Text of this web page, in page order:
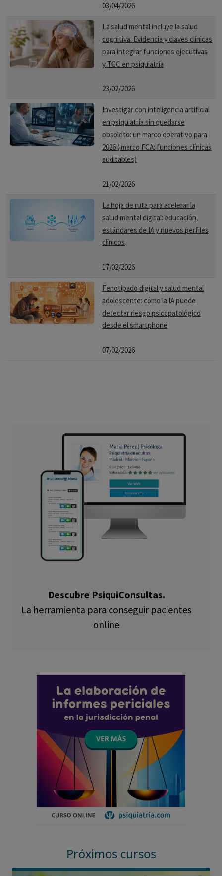
03/04/2026
La salud mental incluye la salud
cognitiva. Evidencia y claves clínicas
para integrar funciones ejecutivas
y TCC en psiquiatría
23/02/2026
Investigar con inteligencia artificial
en psiquiatría sin quedarse
obsoleto: un marco operativo para
2026 ( marco FCA: funciones clínicas
auditables)
21/02/2026
La hoja de ruta para acelerar la
salud mental digital: educación,
estándares de IA y nuevos perfiles
clínicos
17/02/2026
Fenotipado digital y salud mental
adolescente: cómo la IA puede
detectar riesgo psicopatológico
desde el smartphone
07/02/2026
Descubre PsiquiConsultas.
La herramienta para conseguir pacientes
online
Próximos cursos